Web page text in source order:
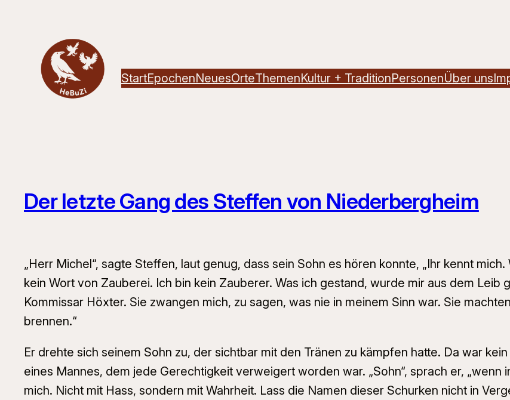
StartEpochenNeuesOrteThemenKultur + TraditionPersonenÜber uns
Der letzte Gang des Steffen von Niederbergheim
„Herr Michel“, sagte Steffen, laut genug, dass sein Sohn es hören konnte, „Ihr kennt
kein Wort von Zauberei. Ich bin kein Zauberer. Was ich gestand, wurde mir aus dem Leib
Kommissar Höxter. Sie zwangen mich, zu sagen, was nie in meinem Sinn war. Sie
brennen.“
Er drehte sich seinem Sohn zu, der sichtbar mit den Tränen zu kämpfen hatte. Da war
eines Mannes, dem jede Gerechtigkeit verweigert worden war. „Sohn“, sprach er,
mich. Nicht mit Hass, sondern mit Wahrheit. Lass die Namen dieser Schurken nicht in